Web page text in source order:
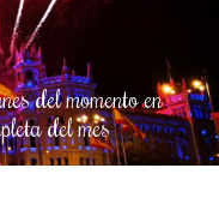
del momento en
del mes